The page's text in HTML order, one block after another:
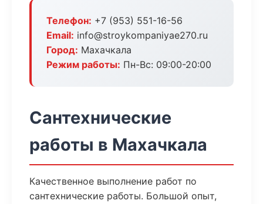
Телефон: +7 (953) 551-16-56
Email: info@stroykompaniyae270.ru
Город: Махачкала
Режим работы: Пн-Вс: 09:00-20:00
Сантехнические
работы в Махачкала
Качественное выполнение работ по
сантехнические работы. Большой опыт,